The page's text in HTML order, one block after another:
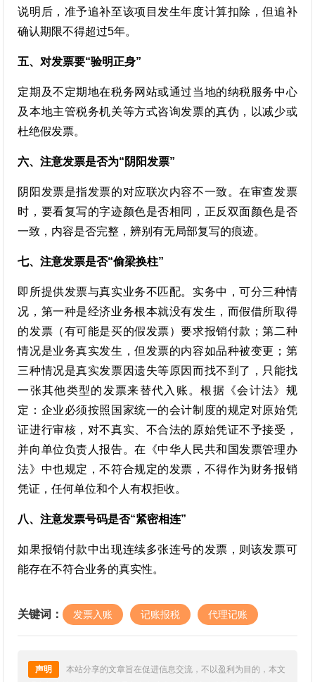
说明后，准予追补至该项目发生年度计算扣除，但追补
确认期限不得超过5年。
五、对发票要“验明正身”
定期及不定期地在税务网站或通过当地的纳税服务中心
及本地主管税务机关等方式咨询发票的真伪，以减少或
杜绝假发票。
六、注意发票是否为“阴阳发票”
阴阳发票是指发票的对应联次内容不一致。在审查发票
时，要看复写的字迹颜色是否相同，正反双面颜色是否
一致，内容是否完整，辨别有无局部复写的痕迹。
七、注意发票是否“偷梁换柱”
即所提供发票与真实业务不匹配。实务中，可分三种情
况，第一种是经济业务根本就没有发生，而假借所取得
的发票（有可能是买的假发票）要求报销付款；第二种
情况是业务真实发生，但发票的内容如品种被变更；第
三种情况是真实发票因遗失等原因而找不到了，只能找
一张其他类型的发票来替代入账。根据《会计法》规
定：企业必须按照国家统一的会计制度的规定对原始凭
证进行审核，对不真实、不合法的原始凭证不予接受，
并向单位负责人报告。在《中华人民共和国发票管理办
法》中也规定，不符合规定的发票，不得作为财务报销
凭证，任何单位和个人有权拒收。
八、注意发票号码是否“紧密相连”
如果报销付款中出现连续多张连号的发票，则该发票可
能存在不符合业务的真实性。
关键词： 发票入账 记账报税 代理记账
声明
本站分享的文章旨在促进信息交流，不以盈利为目的，本文